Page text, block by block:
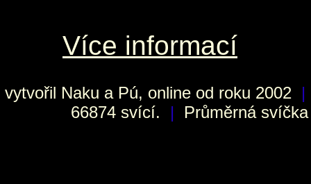
Více informací
vytvořil Naku a Pú, online od roku 2002 |
66874 svící.
| Průměrná